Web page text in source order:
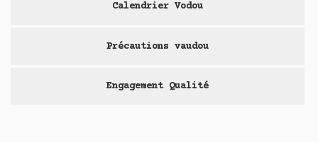
Calendrier Vodou
Précautions vaudou
Engagement Qualité